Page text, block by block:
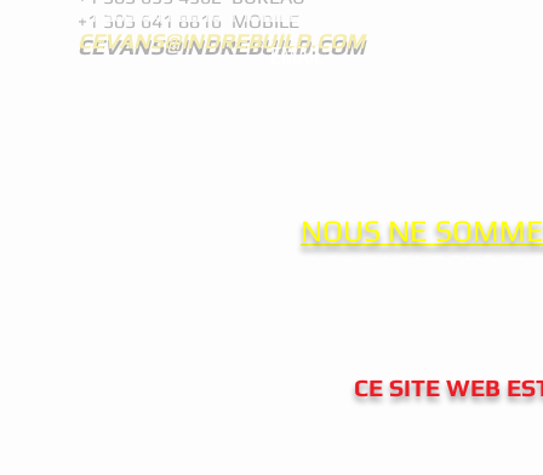
+1 303 641 8816 MOBILE
CEVANS@INDREBUILD.COM
EMAIL
NOUS NE
CE SITE WEB